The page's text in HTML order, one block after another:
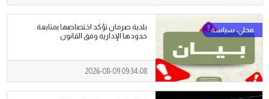
بلدية صرمان تؤكد اختصاصها بمتابعة
حدودها الإدارية وفق القانون
2026-08-09 09:34:08